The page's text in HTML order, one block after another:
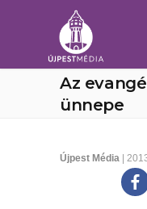
Az
ünnepe
Újpest Média |